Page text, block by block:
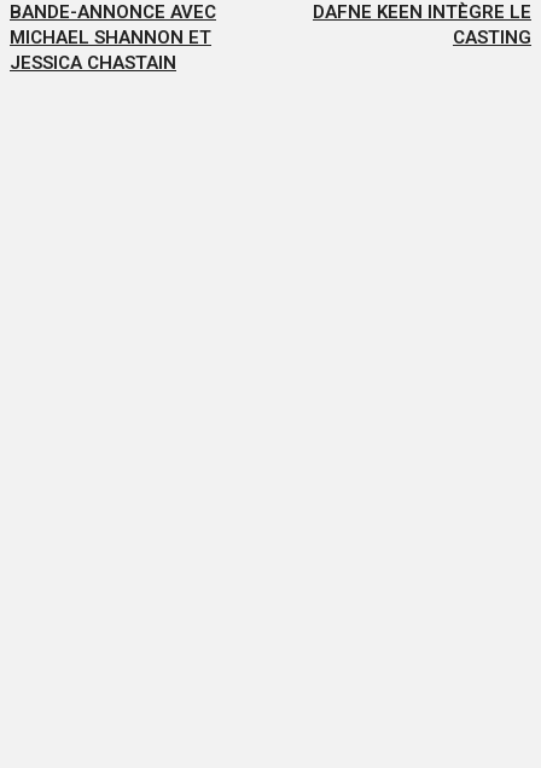
BANDE-ANNONCE AVEC
MICHAEL SHANNON ET
JESSICA CHASTAIN
DAFNE KEEN INTÈGRE LE
CASTING